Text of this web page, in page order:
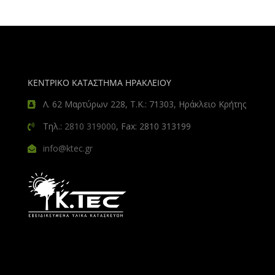
ΚΕΝΤΡΙΚΟ ΚΑΤΑΣΤΗΜΑ ΗΡΑΚΛΕΙΟΥ
Λ. 62 Μαρτύρων 228, Τ.Κ.: 71303, Ηράκλειο Κρήτης
Τηλ.: 2810 319000, Fax: 2810 313199
info@ktec.gr